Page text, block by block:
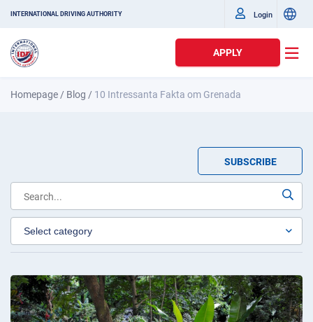
INTERNATIONAL DRIVING AUTHORITY Login
APPLY
Homepage / Blog / 10 Intressanta Fakta om Grenada
SUBSCRIBE